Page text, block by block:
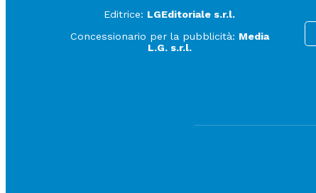
Editrice: LGEditoriale s.r.l.
Concessionario per la pubblicità: Media
L.G. s.r.l.